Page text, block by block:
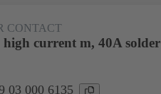
CONTACT
current m, 40A solder
03 000 6135